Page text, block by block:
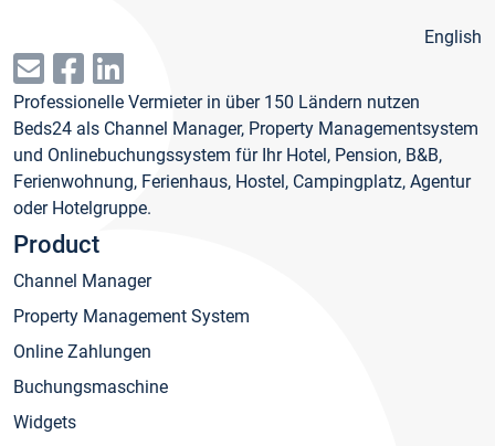
English
Professionelle Vermieter in über 150 Ländern nutzen
Beds24 als Channel Manager, Property Managementsystem
und Onlinebuchungssystem für Ihr Hotel, Pension, B&B,
Ferienwohnung, Ferienhaus, Hostel, Campingplatz, Agentur
oder Hotelgruppe.
Product
Channel Manager
Property Management System
Online Zahlungen
Buchungsmaschine
Widgets